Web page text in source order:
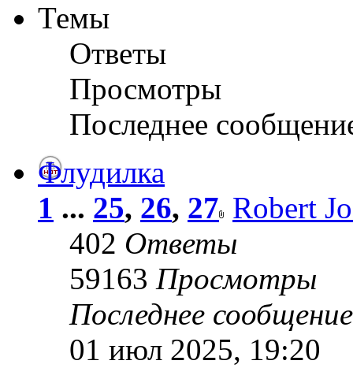
Темы
Ответы
Просмотры
Последнее
Флудилка
1 ... 25, 26, 27 Robert
402 Ответы
59163 Просмотры
Последнее
01 июл 2025, 19:20